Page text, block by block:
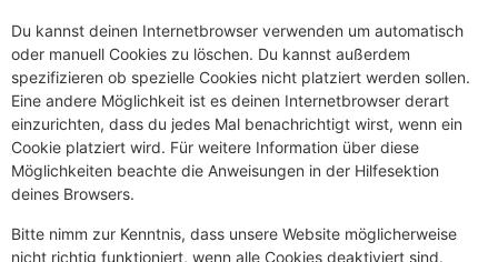
Du kannst deinen Internetbrowser verwenden um automatisch
oder manuell Cookies zu löschen. Du kannst außerdem
spezifizieren ob spezielle Cookies nicht platziert werden sollen.
Eine andere Möglichkeit ist es deinen Internetbrowser derart
einzurichten, dass du jedes Mal benachrichtigt wirst, wenn ein
Cookie platziert wird. Für weitere Information über diese
Möglichkeiten beachte die Anweisungen in der Hilfesektion
deines Browsers.
Bitte nimm zur Kenntnis, dass unsere Website möglicherweise
nicht richtig funktioniert, wenn alle Cookies deaktiviert sind.